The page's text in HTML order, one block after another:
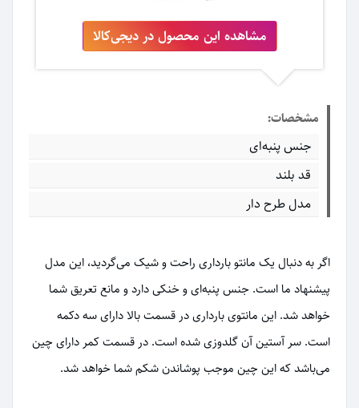
مشاهده این محصول در دیجی‌کالا
مشخصات:
جنس پنبه‌ای
قد بلند
مدل طرح دار
اگر به دنبال یک مانتو بارداری راحت و شیک می‌گردید، این مدل
پیشنهاد ما است. جنس پنبه‌ای و خنکی دارد و مانع تعریق شما
خواهد شد. این مانتوی بارداری در قسمت بالا دارای سه دکمه
است. سر آستین آن گلدوزی شده است. در قسمت کمر دارای چین
می‌باشد که این چین موجب پوشاندن شکم شما خواهد شد.